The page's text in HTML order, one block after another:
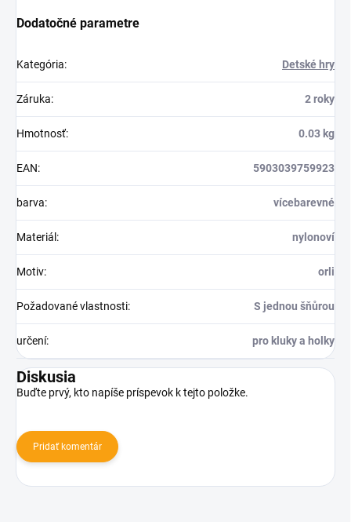
Dodatočné parametre
Kategória: Detské hry
Záruka: 2 roky
Hmotnosť: 0.03 kg
EAN: 5903039759923
barva: vícebarevné
Materiál : nylonoví
Motiv: orli
Požadované vlastnosti: S jednou šňůrou
určení: pro kluky a holky
Diskusia
Buďte prvý, kto napíše príspevok k tejto položke.
Pridať komentár